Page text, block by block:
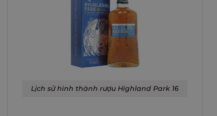
Lịch sử hình thành rượu Highland Park 16